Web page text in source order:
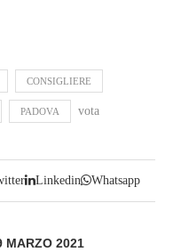
CONSIGLIERE
PADOVA vota
Linkedin Whatsapp
MARZO 2021